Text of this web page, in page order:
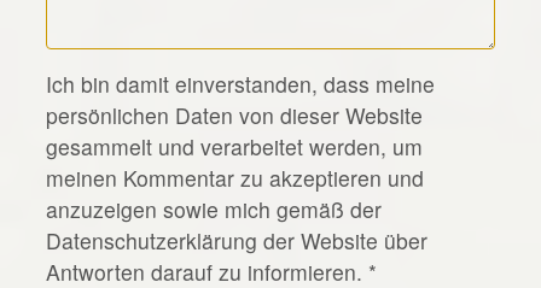
*
Ich bin damit einverstanden, dass meine
persönlichen Daten von dieser Website
gesammelt und verarbeitet werden, um
meinen Kommentar zu akzeptieren und
anzuzeigen sowie mich gemäß der
Datenschutzerklärung der Website über
Antworten darauf zu informieren. *